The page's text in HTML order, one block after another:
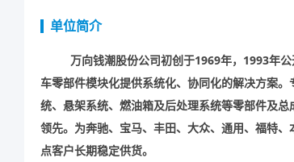
单位简介
万向钱潮股份公司初创于1969年， 1993年
车零部件模块化提供系统化、协同化的解决方案
统、悬架系统、燃油箱及后处理系统等零部件及
领先。为奔驰、宝马、丰田、大众、通用、福特、
点客户长期稳定供货。